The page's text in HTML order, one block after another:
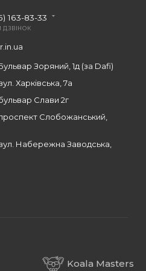
163-83-33
ДЗВІНОК
Зоряний, 1д (за Dafi)
Харківська, 7а
Слави 2г
Слобожанський,
Набережна Заводська,
Koala Masters